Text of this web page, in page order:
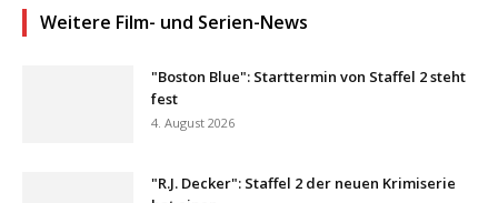
Weitere Film- und Serien-News
"Boston Blue": Starttermin von Staffel 2 steht
fest
4. August 2026
"R.J. Decker": Staffel 2 der neuen Krimiserie